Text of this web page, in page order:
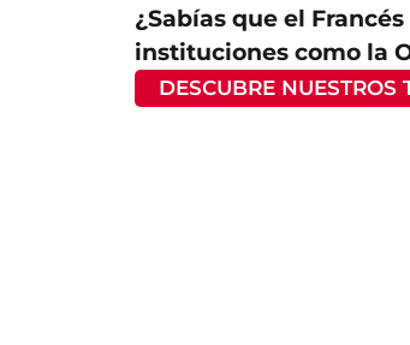
¿Sabías que el
instituciones como la
DESCUBRE NUESTROS